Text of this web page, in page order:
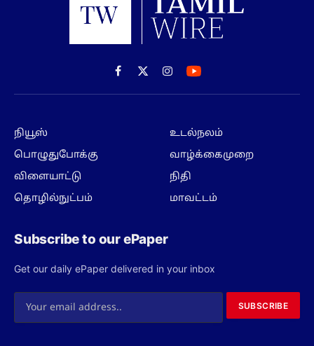
Facebook
X
(Twitter)
Instagram
நியூஸ்
பொழுதுபோக்கு
விளையாட்டு
தொழில்நுட்பம்
உடல்நலம்
வாழ்க்கைமுறை
நிதி
மாவட்டம்
Subscribe to our ePaper
Get our daily ePaper delivered in your inbox
SUBSCRIBE